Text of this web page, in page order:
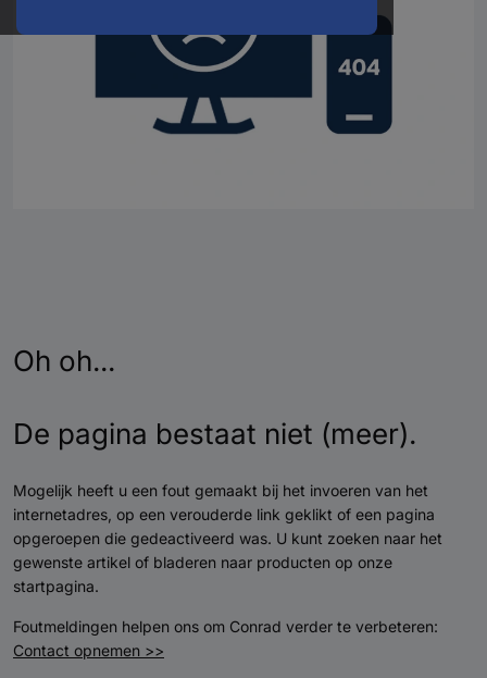
Oh oh...
De pagina bestaat niet (meer).
Mogelijk heeft u een fout gemaakt bij het invoeren van het
internetadres, op een verouderde link geklikt of een pagina
opgeroepen die gedeactiveerd was. U kunt zoeken naar het
gewenste artikel of bladeren naar producten op onze
startpagina.
Foutmeldingen helpen ons om Conrad verder te verbeteren:
Contact opnemen >>